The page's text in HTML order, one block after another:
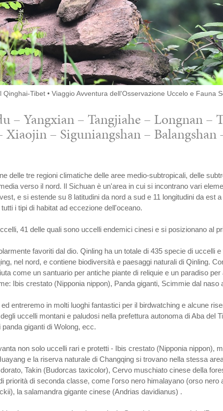
Qinghai-Tibet • Viaggio Avventura dell'Osservazione Uccelo e Fauna
– Yangxian – Tangjiahe – Longnan –
– Siguniangshan –
delle tre regioni climatiche delle aree medio-subtropicali, delle
verso il nord. Il Sichuan è un'area in cui si incontrano vari
e si estende su 8 latitudini da nord a sud e 11 longitudini da est
i tipi di habitat ad eccezione dell'oceano.
41 delle quali sono uccelli endemici cinesi e si posizionano al
favoriti dal dio. Qinling ha un totale di 435 specie di uccelli
nel nord, e contiene biodiversità e paesaggi naturali di Qinling.
come un santuario per antiche piante di reliquie e un paradiso
Ibis crestato (Nipponia nippon), Panda giganti, Scimmie dal
entreremo in molti luoghi fantastici per il birdwatching e alcune
uccelli montani e paludosi nella prefettura autonoma di Aba del
giganti di Wolong, ecc.
non solo uccelli rari e protetti - Ibis crestato (Nipponia nippon),
e la riserva naturale di Changqing si trovano nella stessa
Takin (Budorcas taxicolor), Cervo muschiato cinese della
di seconda classe, come l'orso nero himalayano (orso
la salamandra gigante cinese (Andrias davidianus) .